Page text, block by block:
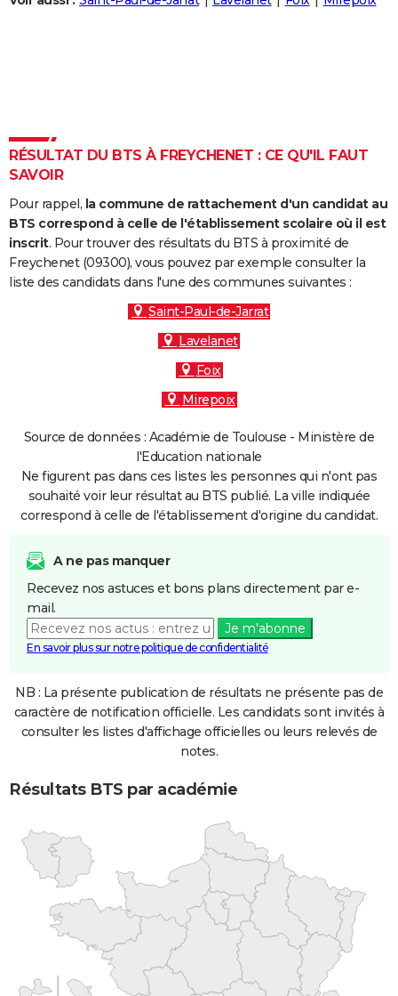
Carte de Noël
Carte Bonne année
Carte Saint-Valentin
Carte Pâques
Carte d'anniversaire
Dictionnaire
Biographies
Citations
Expressions
Proverbes
PROGRAMME TV
COPAINS D'AVANT
S'inscrire
Se connecter
Lycées
Collèges
Primaires
Universités
Entreprises
Service militaire
Avis de recherche
AVIS DE DÉCÈS
RÉSULTAT DU BTS À FREYCHENET : CE QU'IL FAUT
SAVOIR
Pour rappel, la commune de rattachement d'un candidat au
BTS correspond à celle de l'établissement scolaire où il est
inscrit. Pour trouver des résultats du BTS à proximité de
Freychenet (09300), vous pouvez par exemple consulter la
liste des candidats dans l'une des communes suivantes :
Saint-Paul-de-Jarrat
Lavelanet
Foix
Mirepoix
Source de données : Académie de Toulouse - Ministère de
l'Education nationale
Ne figurent pas dans ces listes les personnes qui n'ont pas
souhaité voir leur résultat au BTS publié. La ville indiquée
correspond à celle de l'établissement d'origine du candidat.
A ne pas manquer
Recevez nos astuces et bons plans directement par e-
mail.
Je m'abonne
En savoir plus sur notre politique de confidentialité
NB : La présente publication de résultats ne présente pas de
caractère de notification officielle. Les candidats sont invités à
consulter les listes d'affichage officielles ou leurs relevés de
notes.
Résultats BTS par académie